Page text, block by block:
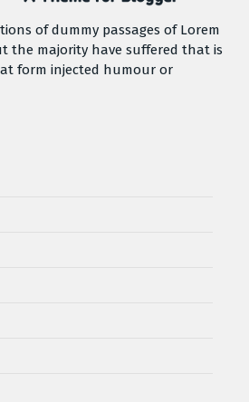
of dummy passages of Lorem
the majority have suffered that is
form injected humour or